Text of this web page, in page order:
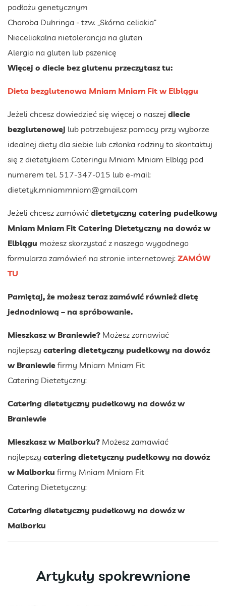
podłożu genetycznym
Choroba Duhringa - tzw. „Skórna celiakia”
Nieceliakalna nietolerancja na gluten
Alergia na gluten lub pszenicę
Więcej o diecie bez glutenu przeczytasz tu:
Dieta bezglutenowa Mniam Mniam Fit w Elblągu
Jeżeli chcesz dowiedzieć się więcej o naszej diecie
bezglutenowej lub potrzebujesz pomocy przy wyborze
idealnej diety dla siebie lub członka rodziny to skontaktuj
się z dietetykiem Cateringu Mniam Mniam Elbląg pod
numerem tel. 517-347-015 lub e-mail:
dietetyk.mniammniam@gmail.com
Jeżeli chcesz zamówić dietetyczny catering pudełkowy
Mniam Mniam Fit Catering Dietetyczny na dowóz w
Elblągu możesz skorzystać z naszego wygodnego
formularza zamówień na stronie internetowej: ZAMÓW
TU
Pamiętaj, że możesz teraz zamówić również dietę
jednodniową – na spróbowanie.
Mieszkasz w Braniewie? Możesz zamawiać
najlepszy catering dietetyczny pudełkowy na dowóz
w Braniewie firmy Mniam Mniam Fit
Catering Dietetyczny:
Catering dietetyczny pudełkowy na dowóz w
Braniewie
Mieszkasz w Malborku? Możesz zamawiać
najlepszy catering dietetyczny pudełkowy na dowóz
w Malborku firmy Mniam Mniam Fit
Catering Dietetyczny:
Catering dietetyczny pudełkowy na dowóz w
Malborku
Artykuły spokrewnione